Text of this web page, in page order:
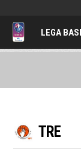
LEGA
TRE